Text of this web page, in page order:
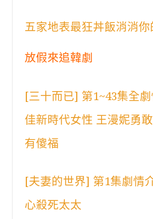
五家地表最狂丼飯消消你
放假來追韓劇
[三十而已] 第1~43集全
佳新時代女性 王漫妮勇
有傻福
[夫妻的世界] 第1集劇情
心殺死太太